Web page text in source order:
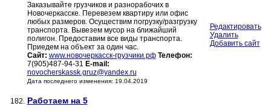
Заказывайте грузчиков и разнорабочих в
Новочеркасске. Перевезем квартиру или офис
любых размеров. Осуществим погрузку/разгрузку
транспорта. Вывезем мусор на ближайший
полигон. Предоставим все виды транспорта.
Приедем на объект за один час.
Сайт: www.новочеркасск-грузчики.рф Телефон:
7(905)487-94-31 E-mail:
novocherskassk.gruz@yandex.ru
Дата последнего изменения: 19.04.2019
Редактировать
Удалить
Добавить сайт
182. Работаем на 5